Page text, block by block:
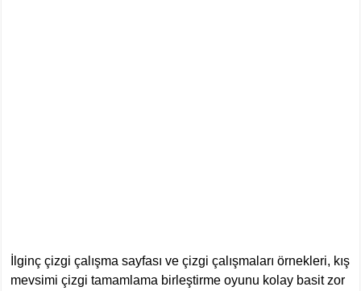
İlginç çizgi çalışma sayfası ve çizgi çalışmaları örnekleri, kış
mevsimi çizgi tamamlama birleştirme oyunu kolay basit zor